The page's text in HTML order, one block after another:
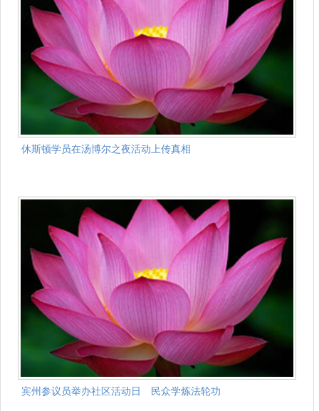
休斯顿学员在汤博尔之夜活动上传真相
宾州参议员举办社区活动日 民众学炼法轮功